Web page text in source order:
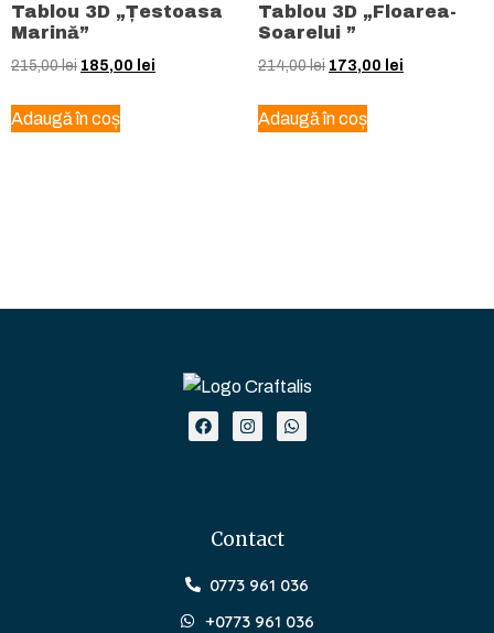
Tablou 3D „Țestoasa
Marină”
215,00lei 185,00 lei
Adaugă în coș
Tablou 3D „Floarea-
Soarelui ”
214,00lei 173,00 lei
Adaugă în coș
Contact
0773 961 036
+0773 961 036